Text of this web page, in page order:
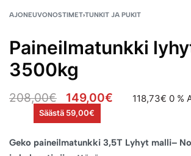
AJONEUVONOSTIMET›TUNKIT JA PUKIT
Paineilmatunkki
3500kg
208,00€ 149,00€ 118,73€ 0 %
Säästä 59,00€
Geko paineilmatunkki 3,5T Lyhyt malli–